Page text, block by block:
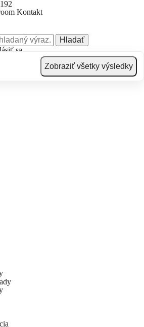
Kontakt
Hladať
Zobraziť všetky výsledky
sa
Kontakt